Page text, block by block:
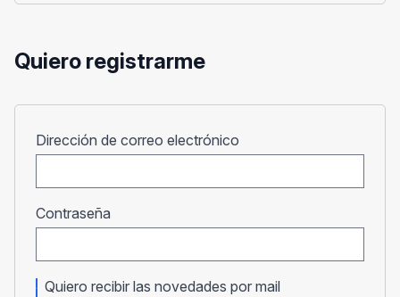
Quiero registrarme
Dirección de correo electrónico
Contraseña
Quiero recibir las novedades por mail